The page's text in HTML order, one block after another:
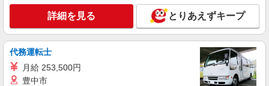
詳細を見る とりあえずキープ
代務運転士
月給 253,500円
豊中市